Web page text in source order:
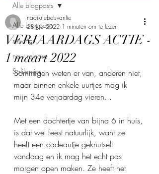
Alle blogposts
sewings
new release
Sofilantjes
Alle blogposts
VERJAARDAGS ACTIE -
1 maart 2022
naaikriebelsvanlie
28 feb 2022 1 minuten om te lezen
Sommigen weten er van, anderen niet,
maar binnen enkele uurtjes mag ik
mijn 34e verjaardag vieren...
Met een dochtertje van bijna 6 in huis,
is dat wel feest natuurlijk, want ze
heeft een cadeautje geknutselt
vandaag en ik mag het echt pas
morgen open maken. Ze heeft het